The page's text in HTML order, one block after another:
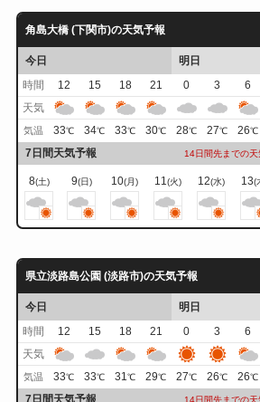
角島大橋 (下関市)の天気予報
今日
明日
時間
12 15 18 21 0 3 6
天気
気温 33℃ 34℃ 33℃ 30℃ 28℃ 27℃ 26℃
7日間天気予報 14日間先までの
8(土) 9(日) 10(月) 11 (火) 12(水) 13(
県立淡路島公園 (淡路市)の天気予報
今日
明日
時間
12 15 18 21 0 3 6
天気
気温 33℃ 33℃ 31℃ 29℃ 27℃ 26℃ 26℃
7日間天気予報 14日間先までの